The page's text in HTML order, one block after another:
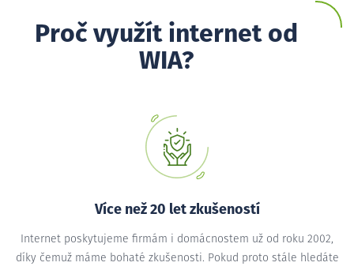
Proč využít internet od
WIA?
Více než 20 let zkušeností
Internet poskytujeme firmám i domácnostem už od roku 2002,
díky čemuž máme bohaté zkušenosti. Pokud proto stále hledáte